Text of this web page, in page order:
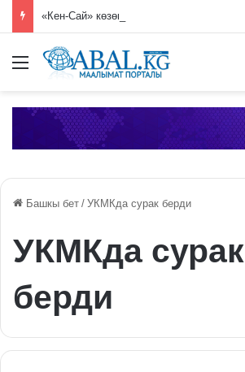
Меню
Башкы бет / УКМКда сурак берди
УКМКда сурак
берди